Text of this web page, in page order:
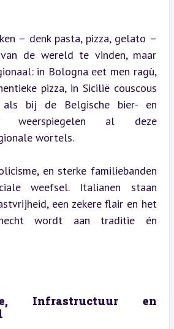
– denk pasta, pizza, gelato –
de wereld te vinden, maar
in Bologna eet men ragù,
pizza, in Sicilië couscous
bij de Belgische bier- en
weerspiegelen al deze
wortels.
en sterke familiebanden
weefsel. Italianen staan
een zekere flair en het
wordt aan traditie én
Infrastructuur en